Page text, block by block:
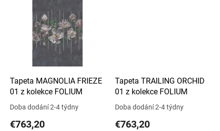
roli 9 m x 70 cm.
Tapeta MAGNOLIA FRIEZE
01 z kolekce FOLIUM
Doba dodání 2-4 týdny
€763,20
Tapeta TRAILING ORCHID
01 z kolekce FOLIUM
Doba dodání 2-4 týdny
€763,20